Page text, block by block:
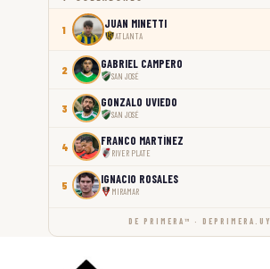
1 JUAN MINETTI
ATLANTA
2 GABRIEL CAMPERO
SAN JOSÉ
3 GONZALO UVIEDO
SAN JOSÉ
4 FRANCO MARTÍNEZ
RIVER PLATE
5 IGNACIO ROSALES
MIRAMAR
DE PRIMERA™ · DEPRIMERA.UY